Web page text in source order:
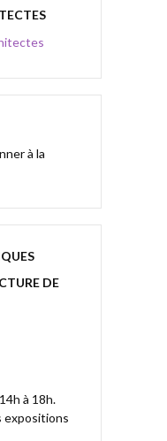
à la
DE
à 18h.
expositions